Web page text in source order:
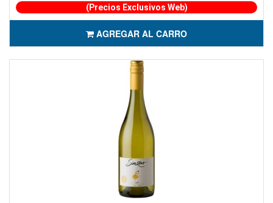
(Precios Exclusivos Web)
AGREGAR AL CARRO